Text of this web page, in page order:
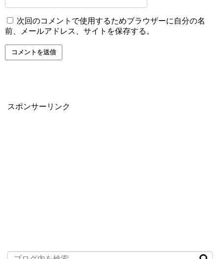
次回のコメントで使用するためブラウザーに自分の名
前、メールアドレス、サイトを保存する。
スポンサーリンク